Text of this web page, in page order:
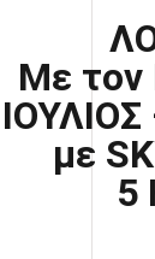
με
5